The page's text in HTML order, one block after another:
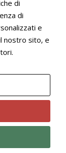
nazionale
di
di
e
nostro sito, e